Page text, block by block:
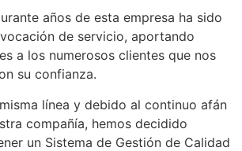
años de esta empresa ha sido
de servicio, aportando
a los numerosos clientes que nos
su confianza.
línea y debido al continuo afán
compañía, hemos decidido
un Sistema de Gestión de Calidad